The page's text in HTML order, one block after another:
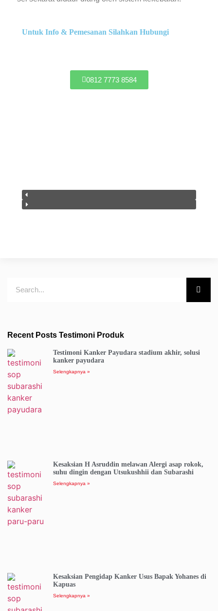
Untuk Info & Pemesanan Silahkan Hubungi
0812 7773 8584
Recent Posts Testimoni Produk
Testimoni Kanker Payudara stadium akhir, solusi
kanker payudara
Selengkapnya »
Kesaksian H Asruddin melawan Alergi asap rokok,
suhu dingin dengan Utsukushhii dan Subarashi
Selengkapnya »
Kesaksian Pengidap Kanker Usus Bapak Yohanes di
Kapuas
Selengkapnya »